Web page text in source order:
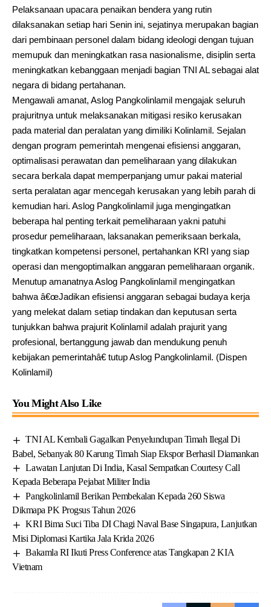
Pelaksanaan upacara penaikan bendera yang rutin
dilaksanakan setiap hari Senin ini, sejatinya merupakan bagian
dari pembinaan personel dalam bidang ideologi dengan tujuan
memupuk dan meningkatkan rasa nasionalisme, disiplin serta
meningkatkan kebanggaan menjadi bagian TNI AL sebagai alat
negara di bidang pertahanan.
Mengawali amanat, Aslog Pangkolinlamil mengajak seluruh
prajuritnya untuk melaksanakan mitigasi resiko kerusakan
pada material dan peralatan yang dimiliki Kolinlamil. Sejalan
dengan program pemerintah mengenai efisiensi anggaran,
optimalisasi perawatan dan pemeliharaan yang dilakukan
secara berkala dapat memperpanjang umur pakai material
serta peralatan agar mencegah kerusakan yang lebih parah di
kemudian hari. Aslog Pangkolinlamil juga mengingatkan
beberapa hal penting terkait pemeliharaan yakni patuhi
prosedur pemeliharaan, laksanakan pemeriksaan berkala,
tingkatkan kompetensi personel, pertahankan KRI yang siap
operasi dan mengoptimalkan anggaran pemeliharaan organik.
Menutup amanatnya Aslog Pangkolinlamil mengingatkan
bahwa â€œJadikan efisiensi anggaran sebagai budaya kerja
yang melekat dalam setiap tindakan dan keputusan serta
tunjukkan bahwa prajurit Kolinlamil adalah prajurit yang
profesional, bertanggung jawab dan mendukung penuh
kebijakan pemerintahâ€ tutup Aslog Pangkolinlamil. (Dispen
Kolinlamil)
You Might Also Like
TNI AL Kembali Gagalkan Penyelundupan Timah Ilegal Di
Babel, Sebanyak 80 Karung Timah Siap Ekspor Berhasil Diamankan
Lawatan Lanjutan Di India, Kasal Sempatkan Courtesy Call
Kepada Beberapa Pejabat Militer India
Pangkolinlamil Berikan Pembekalan Kepada 260 Siswa
Dikmapa PK Progsus Tahun 2026
KRI Bima Suci Tiba DI Chagi Naval Base Singapura, Lanjutkan
Misi Diplomasi Kartika Jala Krida 2026
Bakamla RI Ikuti Press Conference atas Tangkapan 2 KIA
Vietnam